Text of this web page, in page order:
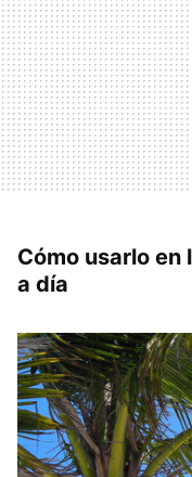
Cómo usarlo en
a día